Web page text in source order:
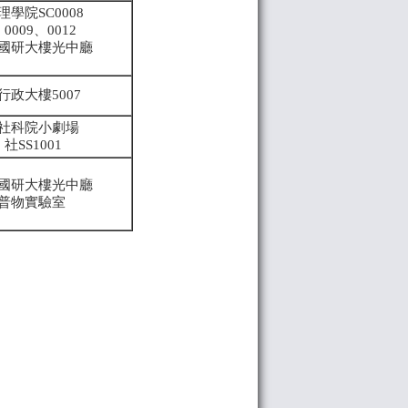
學院SC0008
、0012
研大樓光中廳
政大樓5007
科院小劇場
SS1001
研大樓光中廳
物實驗室